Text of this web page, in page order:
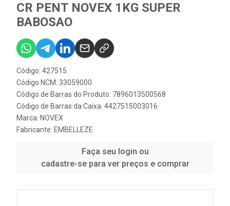
CR PENT NOVEX 1KG SUPER
BABOSAO
Código: 427515
Código NCM: 33059000
Código de Barras do Produto: 7896013500568
Código de Barras da Caixa: 4427515003016
Marca: NOVEX
Fabricante: EMBELLEZE
Faça seu login ou
cadastre-se para ver preços e comprar